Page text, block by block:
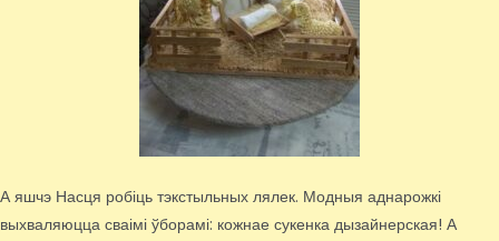
А яшчэ Насця робіць тэкстыльных лялек. Модныя аднарожкі
выхваляюцца сваімі ўборамі: кожнае сукенка дызайнерская! А